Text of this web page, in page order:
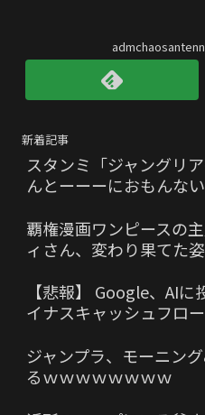
新着記事
スタンミ「ジャングリ
んとーーーにおもんない
覇権漫画ワンピースの
ィさん、変わり果てた
【悲報】 Google、AI
イナスキャッシュフロ
ジャンプラ、モーニン
るｗｗｗｗｗｗｗｗ